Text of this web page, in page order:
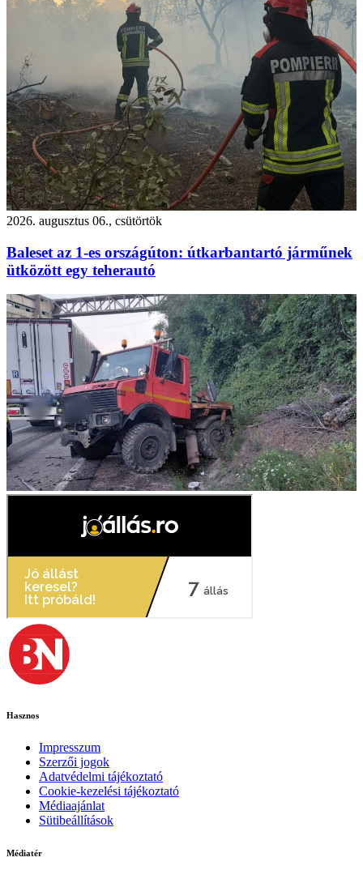
2026. augusztus 06., csütörtök
Baleset az 1-es országúton: útkarbantartó járműnek
ütközött egy teherautó
Hasznos
Impresszum
Szerzői jogok
Adatvédelmi tájékoztató
Cookie-kezelési tájékoztató
Médiaajánlat
Sütibeállítások
Médiatér